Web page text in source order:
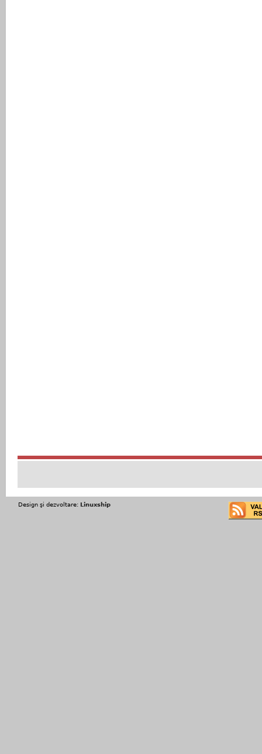
Design şi dezvoltare: Linuxship